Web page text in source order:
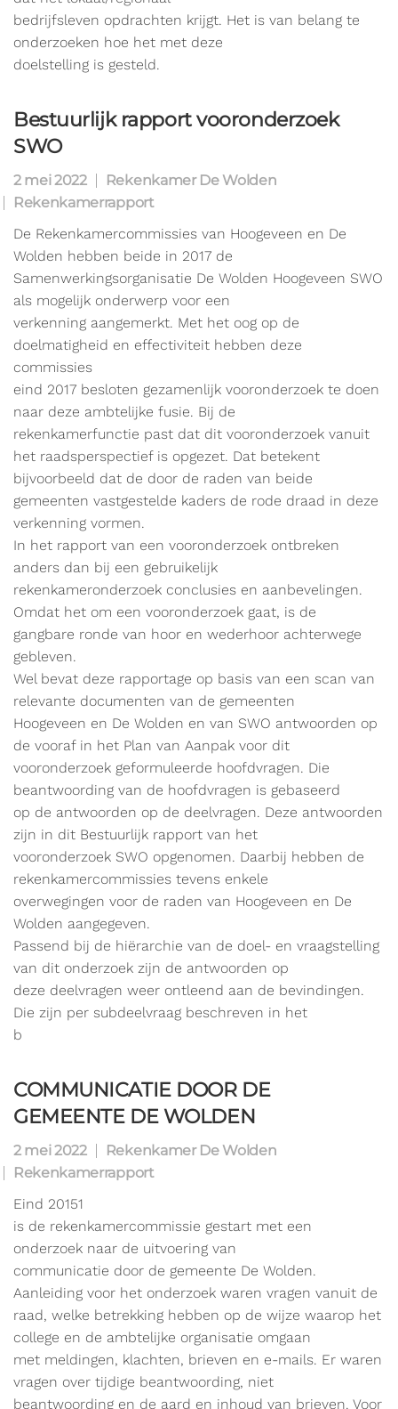
bedrijfsleven opdrachten krijgt. Het is van belang te
onderzoeken hoe het met deze
doelstelling is gesteld.
Bestuurlijk rapport vooronderzoek
SWO
2 mei 2022
Rekenkamer De Wolden
Rekenkamerrapport
De Rekenkamercommissies van Hoogeveen en De
Wolden hebben beide in 2017 de
Samenwerkingsorganisatie De Wolden Hoogeveen SWO
als mogelijk onderwerp voor een
verkenning aangemerkt. Met het oog op de
doelmatigheid en effectiviteit hebben deze
commissies
eind 2017 besloten gezamenlijk vooronderzoek te doen
naar deze ambtelijke fusie. Bij de
rekenkamerfunctie past dat dit vooronderzoek vanuit
het raadsperspectief is opgezet. Dat betekent
bijvoorbeeld dat de door de raden van beide
gemeenten vastgestelde kaders de rode draad in deze
verkenning vormen.
In het rapport van een vooronderzoek ontbreken
anders dan bij een gebruikelijk
rekenkameronderzoek conclusies en aanbevelingen.
Omdat het om een vooronderzoek gaat, is de
gangbare ronde van hoor en wederhoor achterwege
gebleven.
Wel bevat deze rapportage op basis van een scan van
relevante documenten van de gemeenten
Hoogeveen en De Wolden en van SWO antwoorden op
de vooraf in het Plan van Aanpak voor dit
vooronderzoek geformuleerde hoofdvragen. Die
beantwoording van de hoofdvragen is gebaseerd
op de antwoorden op de deelvragen. Deze antwoorden
zijn in dit Bestuurlijk rapport van het
vooronderzoek SWO opgenomen. Daarbij hebben de
rekenkamercommissies tevens enkele
overwegingen voor de raden van Hoogeveen en De
Wolden aangegeven.
Passend bij de hiërarchie van de doel- en vraagstelling
van dit onderzoek zijn de antwoorden op
deze deelvragen weer ontleend aan de bevindingen.
Die zijn per subdeelvraag beschreven in het
b
COMMUNICATIE DOOR DE
GEMEENTE DE WOLDEN
2 mei 2022
Rekenkamer De Wolden
Rekenkamerrapport
Eind 20151
is de rekenkamercommissie gestart met een
onderzoek naar de uitvoering van
communicatie door de gemeente De Wolden.
Aanleiding voor het onderzoek waren vragen vanuit de
raad, welke betrekking hebben op de wijze waarop het
college en de ambtelijke organisatie omgaan
met meldingen, klachten, brieven en e-mails. Er waren
vragen over tijdige beantwoording, niet
beantwoording en de aard en inhoud van brieven. Voor